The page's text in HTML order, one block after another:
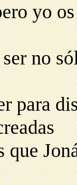
yo
no
para
que